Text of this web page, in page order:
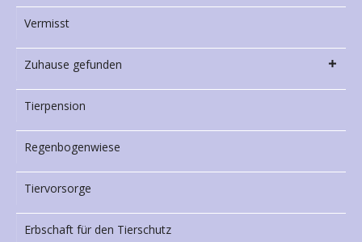
Vermisst
Zuhause gefunden
Tierpension
Regenbogenwiese
Tiervorsorge
Erbschaft für den Tierschutz